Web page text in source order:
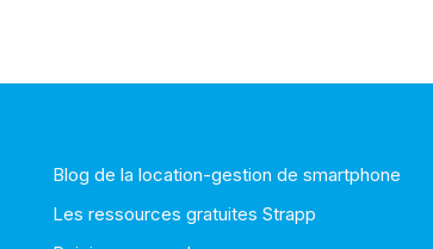
Blog de la location-gestion de smartphone
Les ressources gratuites Strapp